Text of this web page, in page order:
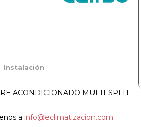
Instalación
ACONDICIONADO MULTI-SPLIT
a info@eclimatizacion.com